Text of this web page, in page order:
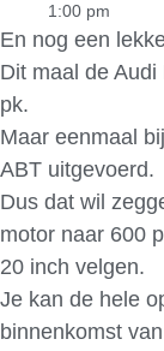
1:00 pm
En nog een
Dit maal de
pk.
Maar eenmaal
ABT uitgevoerd.
Dus dat wil
motor naar 600
20 inch velgen.
Je kan de hele
binnenkomst